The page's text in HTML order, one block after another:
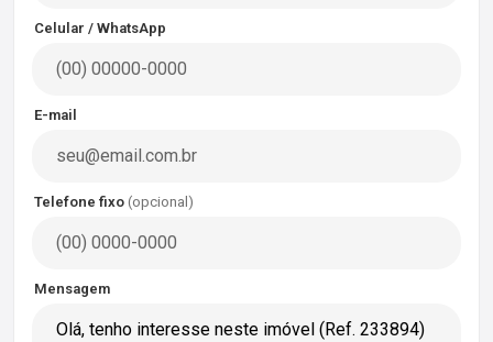
Celular / WhatsApp
E-mail
Telefone fixo (opcional)
Mensagem